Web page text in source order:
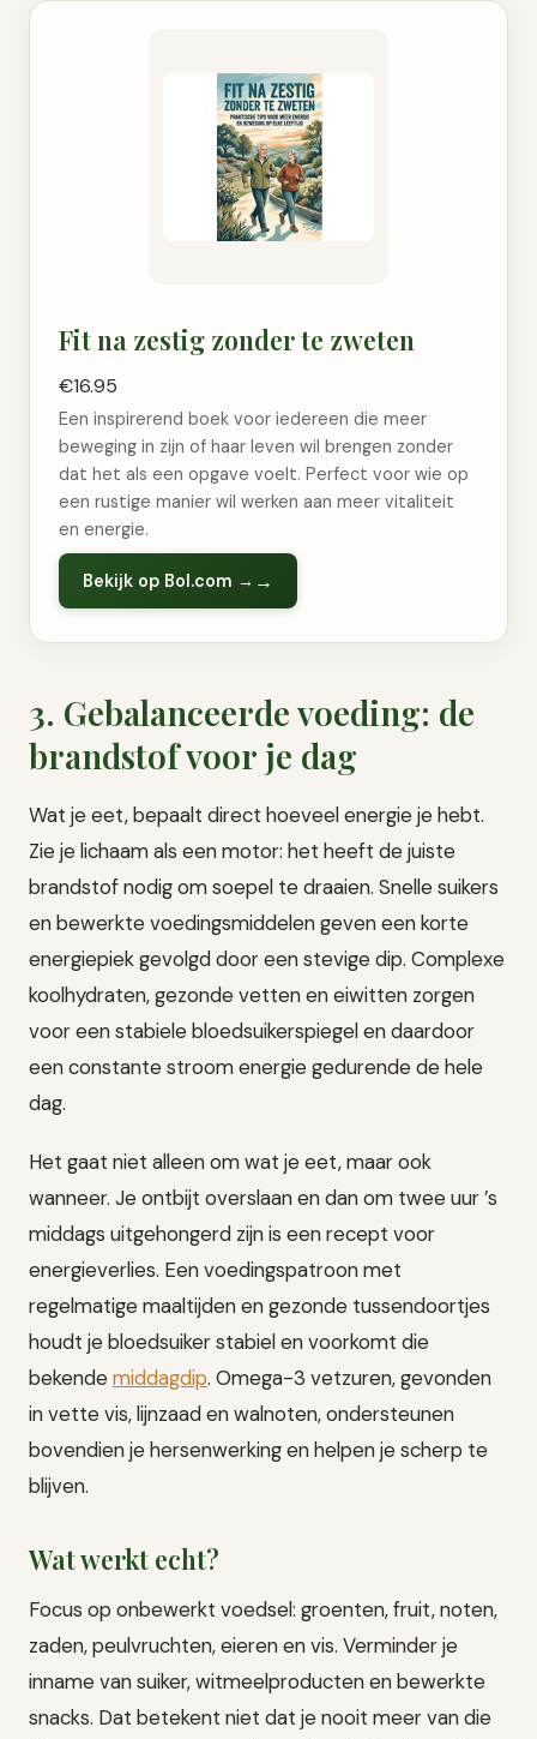
Fit na zestig zonder te zweten
€16.95
Een inspirerend boek voor iedereen die meer
beweging in zijn of haar leven wil brengen zonder
dat het als een opgave voelt. Perfect voor wie op
een rustige manier wil werken aan meer vitaliteit
en energie.
Bekijk op Bol.com →
3. Gebalanceerde voeding: de
brandstof voor je dag
Wat je eet, bepaalt direct hoeveel energie je hebt.
Zie je lichaam als een motor: het heeft de juiste
brandstof nodig om soepel te draaien. Snelle suikers
en bewerkte voedingsmiddelen geven een korte
energiepiek gevolgd door een stevige dip. Complexe
koolhydraten, gezonde vetten en eiwitten zorgen
voor een stabiele bloedsuikerspiegel en daardoor
een constante stroom energie gedurende de hele
dag.
Het gaat niet alleen om wat je eet, maar ook
wanneer. Je ontbijt overslaan en dan om twee uur ’s
middags uitgehongerd zijn is een recept voor
energieverlies. Een voedingspatroon met
regelmatige maaltijden en gezonde tussendoortjes
houdt je bloedsuiker stabiel en voorkomt die
bekendemiddagdip. Omega-3 vetzuren, gevonden
in vette vis, lijnzaad en walnoten, ondersteunen
bovendien je hersenwerking en helpen je scherp te
blijven.
Wat werkt echt?
Focus op onbewerkt voedsel: groenten, fruit, noten,
zaden, peulvruchten, eieren en vis. Verminder je
inname van suiker, witmeelproducten en bewerkte
snacks. Dat betekent niet dat je nooit meer van die